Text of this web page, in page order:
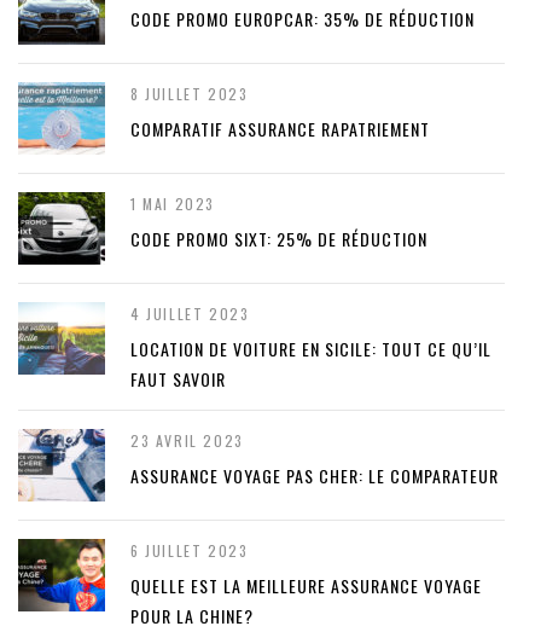
CODE PROMO EUROPCAR: 35% DE RÉDUCTION
8 JUILLET 2023
COMPARATIF ASSURANCE RAPATRIEMENT
1 MAI 2023
CODE PROMO SIXT: 25% DE RÉDUCTION
4 JUILLET 2023
LOCATION DE VOITURE EN SICILE: TOUT CE QU’IL
FAUT SAVOIR
23 AVRIL 2023
ASSURANCE VOYAGE PAS CHER: LE COMPARATEUR
6 JUILLET 2023
QUELLE EST LA MEILLEURE ASSURANCE VOYAGE
POUR LA CHINE?